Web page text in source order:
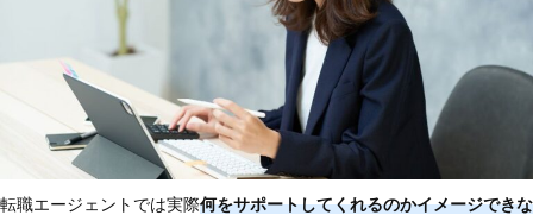
転職エージェントでは実際何をサポートしてくれるのかイメージできな